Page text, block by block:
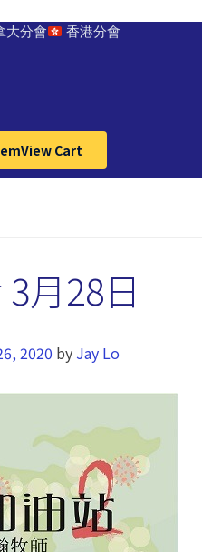
大分會 香港分會
View Cart
月28日
2020 by Jay Lo